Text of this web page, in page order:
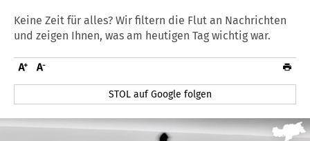
Keine Zeit für alles? Wir filtern die Flut an Nachrichten
und zeigen Ihnen, was am heutigen Tag wichtig war.
STOL auf Google folgen